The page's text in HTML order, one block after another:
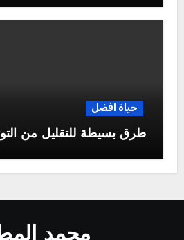
حياة افضل
طرق بسيطة للتقليل من
محمد